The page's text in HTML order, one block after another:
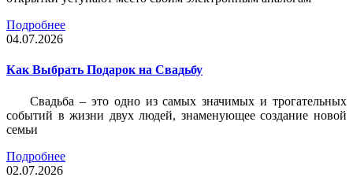
Подробнее
04.07.2026
Как Выбрать Подарок на Свадьбу
Свадьба – это одно из самых значимых и трогательных
событий в жизни двух людей, знаменующее создание новой
семьи
Подробнее
02.07.2026